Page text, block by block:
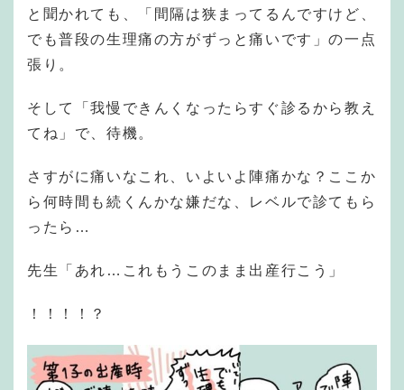
と聞かれても、「間隔は狭まってるんですけど、
でも普段の生理痛の方がずっと痛いです」の一点
張り。
そして「我慢できんくなったらすぐ診るから教え
てね」で、待機。
さすがに痛いなこれ、いよいよ陣痛かな？ここか
ら何時間も続くんかな嫌だな、レベルで診てもら
ったら…
先生「あれ…これもうこのまま出産行こう」
！！！！？